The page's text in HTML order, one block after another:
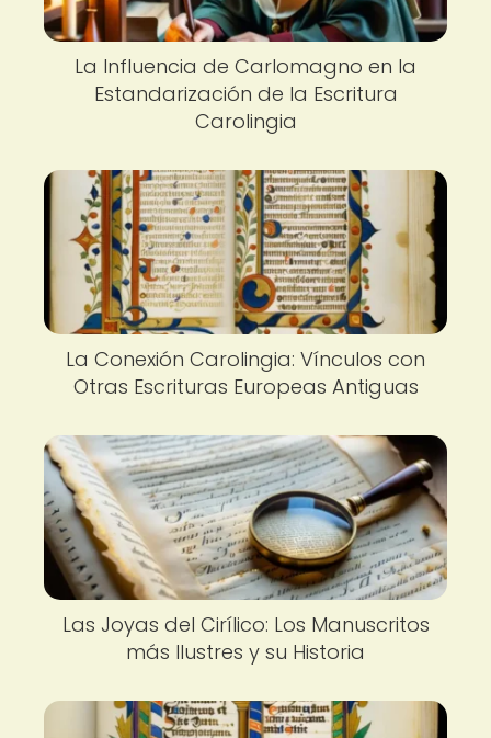
La Influencia de Carlomagno en la
Estandarización de la Escritura
Carolingia
La Conexión Carolingia: Vínculos con
Otras Escrituras Europeas Antiguas
Las Joyas del Cirílico: Los Manuscritos
más Ilustres y su Historia